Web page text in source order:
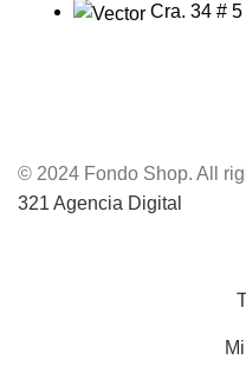
Cra. 34 #
© 2024 Fondo Shop. All
321 Agencia Digital